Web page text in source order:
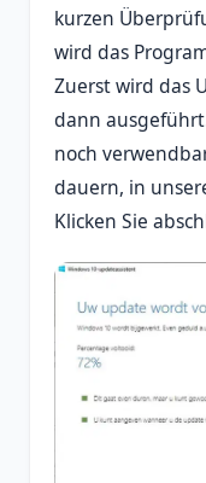
kurzen
wird das
Zuerst wird das
dann
noch
dauern, in
Klicken Sie